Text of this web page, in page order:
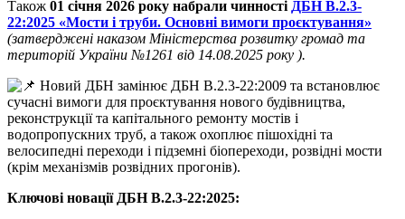
Також 01 січня 2026 року набрали чинності ДБН В.2.3-
22:2025 «Мости і труби. Основні вимоги проєктування»
(затверджені наказом Міністерства розвитку громад та
територій України №1261 від 14.08.2025 року ).
Новий ДБН замінює ДБН В.2.3-22:2009 та встановлює
сучасні вимоги для проєктування нового будівництва,
реконструкції та капітального ремонту мостів і
водопропускних труб, а також охоплює пішохідні та
велосипедні переходи і підземні біопереходи, розвідні мости
(крім механізмів розвідних прогонів).
Ключові новації ДБН В.2.3-22:2025: